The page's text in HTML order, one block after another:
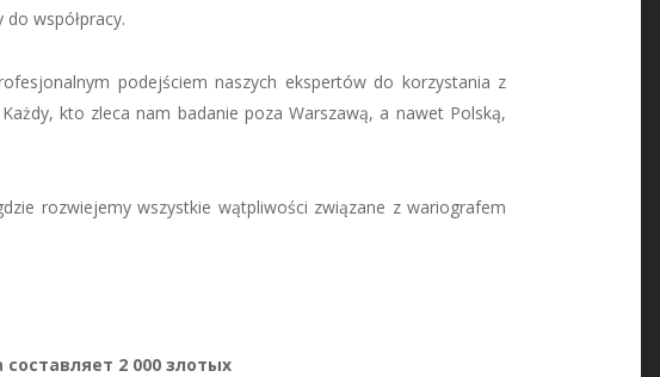
współpracy.
podejściem naszych ekspertów do korzystania z
kto zleca nam badanie poza Warszawą, a nawet Polską,
rozwiejemy wszystkie wątpliwości związane z wariografem
2 000 злотых